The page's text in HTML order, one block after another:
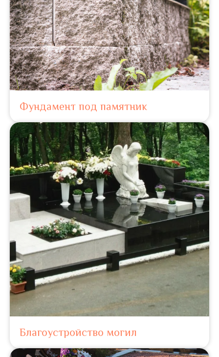
Фундамент под памятник
Благоустройство могил